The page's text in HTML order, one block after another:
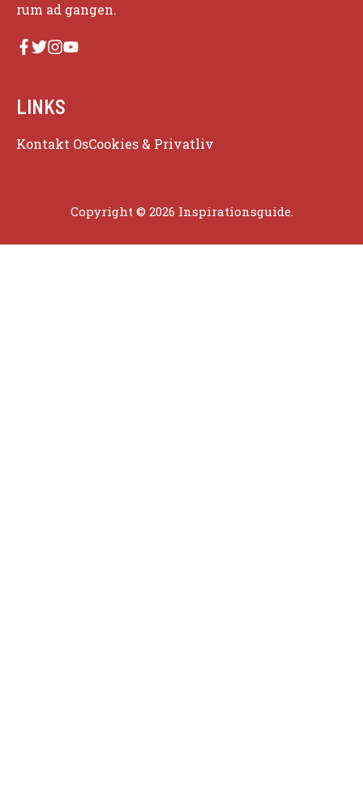
rum ad gangen.
LINKS
Kontakt OsCookies & Privatliv
Copyright © 2026 Inspirationsguide.